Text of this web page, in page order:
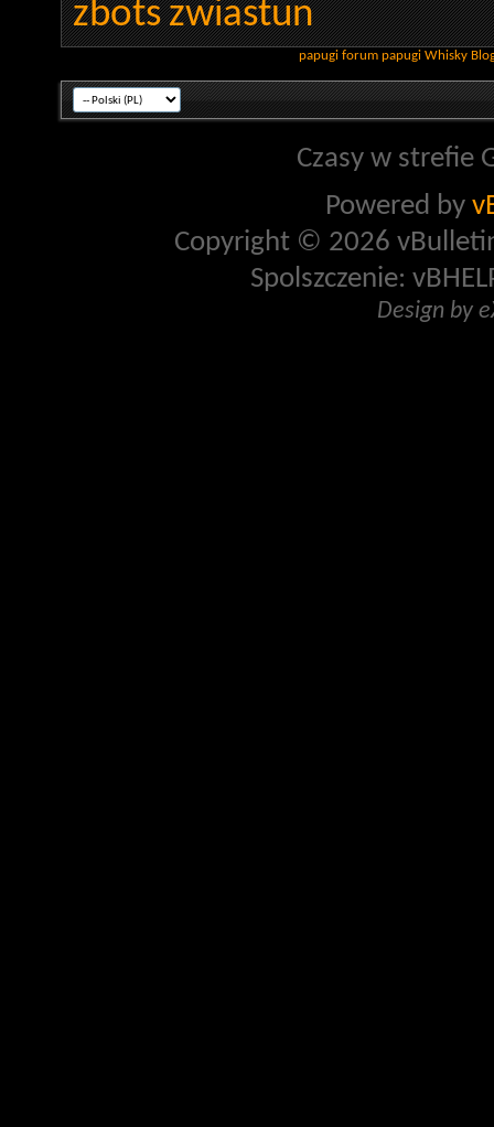
zbotszwiastun
papugi forum papugi Whisky
Czasy w strefie
Powered by
Copyright © 2026
Spolszczenie:
Design by